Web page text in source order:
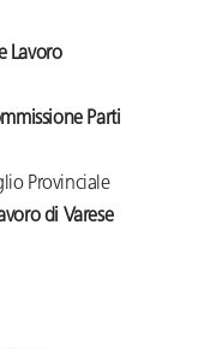
Lavoro
Parti
Provinciale
di Varese